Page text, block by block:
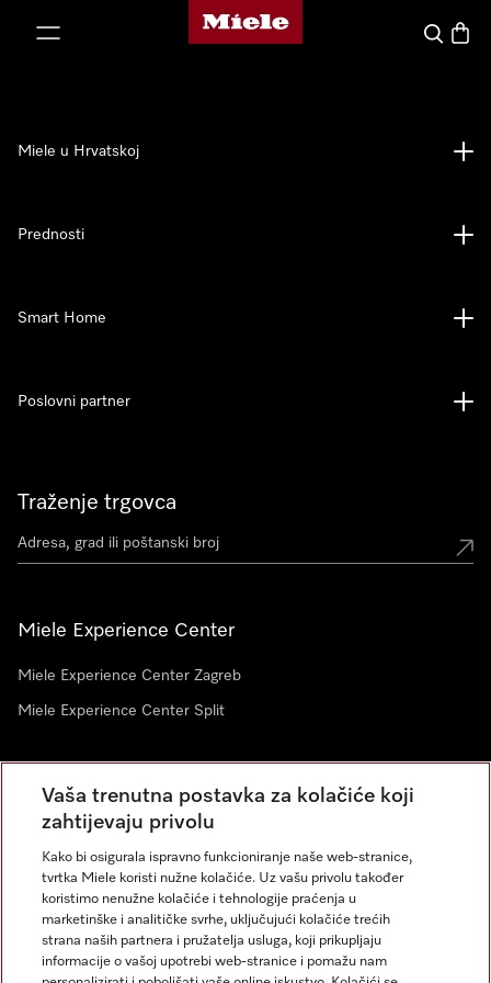
Miele početna stranica
Pretraga
Traženje trgovca
Miele Experience Center
Miele Experience Center Zagreb
Miele Experience Center Split
Newsletter
Miele u Hrvatskoj
Prednosti
Smart Home
Poslovni partner
Vaša trenutna postavka za kolačiće koji
zahtijevaju privolu
Kako bi osigurala ispravno funkcioniranje naše web-stranice,
tvrtka Miele koristi nužne kolačiće. Uz vašu privolu također
koristimo nenužne kolačiće i tehnologije praćenja u
marketinške i analitičke svrhe, uključujući kolačiće trećih
strana naših partnera i pružatelja usluga, koji prikupljaju
informacije o vašoj upotrebi web-stranice i pomažu nam